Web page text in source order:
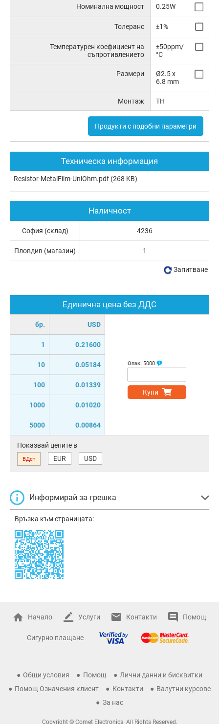
Номинална мощност 0.25W
Толеранс ±1%
Температурен коефициент на
съпротивлението
±50ppm/
°C
Размери
Ø2.5 x
6.8 mm
Монтаж TH
Продукти с подобни параметри
Техническа информация
Resistor-MetalFilm-UniOhm.pdf (268 KB)
Единична цена без ДДС
бр. USD
1 0.21600
10 0.05184
100 0.01339
1000 0.01020
5000 0.00864
Опак. 5000
Купи
Показвай цените в
ВДст EUR USD
Информирай за грешка
Връзка към страницата:
Наличност
София (склад) 4236
Пловдив (магазин) 1
Запитване
Начало Услуги Контакти Помощ
Сигурно плащане
Общи условия Помощ
Лични данни и бисквитки
Помощ Означения клиент
Контакти
Валутни курсове
За нас
Copyright © Comet Electronics. All Rights Reserved.